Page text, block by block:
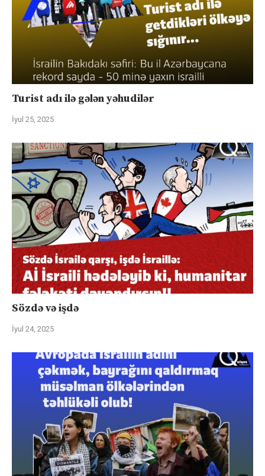
Turist adı ilə gələn yəhudilər
İyul 25, 2025
Sözdə və işdə
İyul 24, 2025